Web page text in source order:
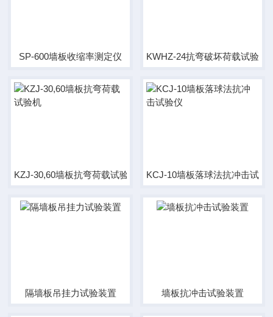
SP-600墙板收缩率测定仪 KWHZ-24抗弯破坏荷载试验装
KZJ-30,60墙板抗弯荷载试验机 KCJ-10墙板落球法抗冲击试验
隔墙板吊挂力试验装置 墙板抗冲击试验装置